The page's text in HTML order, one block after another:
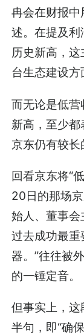
冉会在财报中
述。在提及利
历史新高，
台生态建设
而无论是低
新高，至少都
京东仍有较长
回看京东将“
20日的那场
始人、董事会
过去成功最
器。”往往被
的一锤定音。
但事实上，
半句，即“确